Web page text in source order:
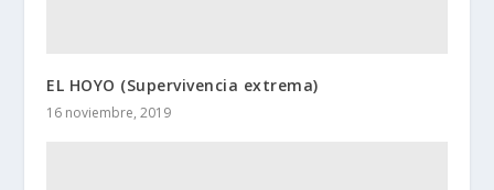
EL HOYO (Supervivencia extrema)
16 noviembre, 2019